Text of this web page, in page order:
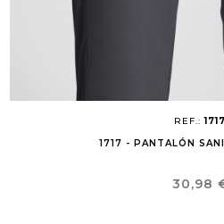
REF.:1717
1717 - PANTALÓN
Precio
30,98